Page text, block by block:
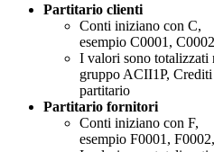
Partitario clienti
Conti iniziano con C,
esempio C0001,
I valori sono totalizzati
gruppo ACII1P,
partitario
Partitario fornitori
Conti iniziano con F,
esempio F0001,